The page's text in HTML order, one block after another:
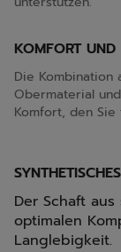
KOMFORT
Die Kombination
Obermaterial
Komfort, den
Der Schaft
optimalen
Langlebigkeit.